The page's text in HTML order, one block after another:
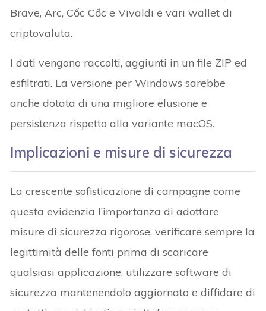
Brave, Arc, Cốc Cốc e Vivaldi e vari wallet di
criptovaluta.
I dati vengono raccolti, aggiunti in un file ZIP ed
esfiltrati. La versione per Windows sarebbe
anche dotata di una migliore elusione e
persistenza rispetto alla variante macOS.
Implicazioni e misure di sicurezza
La crescente sofisticazione di campagne come
questa evidenzia l’importanza di adottare
misure di sicurezza rigorose, verificare sempre la
legittimità delle fonti prima di scaricare
qualsiasi applicazione, utilizzare software di
sicurezza mantenendolo aggiornato e diffidare di